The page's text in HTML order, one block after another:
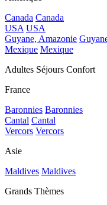
Canada Canada
USA USA
Guyane, Amazonie
Mexique Mexique
Adultes Séjours Confort
France
Baronnies Baronnies
Cantal Cantal
Vercors Vercors
Asie
Maldives Maldives
Grands Thèmes